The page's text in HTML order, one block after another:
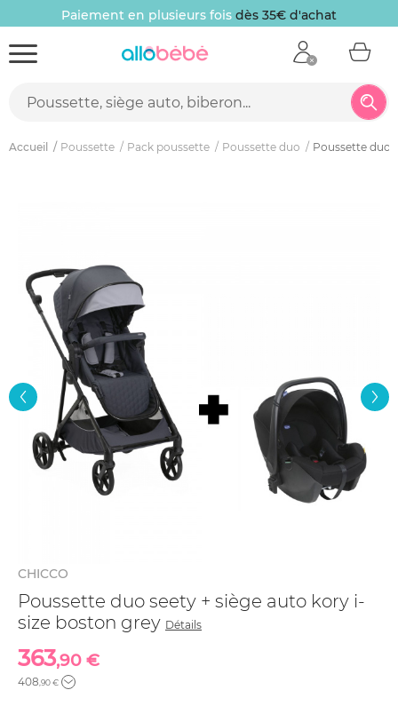
Paiement en plusieurs fois dès 35€ d'achat
Accueil Poussette Pack poussette Poussette duo Poussette duo
CHICCO
Poussette duo seety + siège auto kory i-
size boston grey Détails
363,90 €
408 ,90 €